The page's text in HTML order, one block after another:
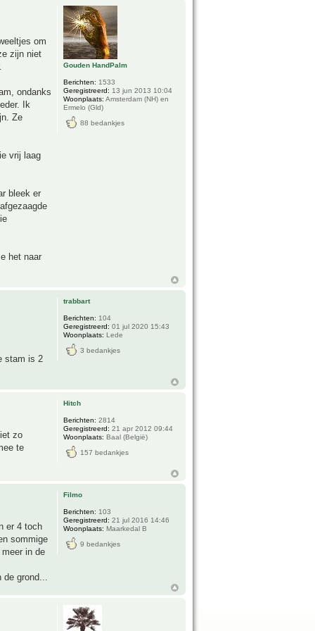
om
zijn niet
ondanks
Ik
Ze
vrij laag
bleek er
het naar
Gouden HandPalm
Berichten: 1533
Geregistreerd: 13 jun 2013 10:04
Woonplaats: Amsterdam (NH) en
Ermelo (Gld)
88 bedankjes
stam is 2
trabbart
Berichten: 104
Geregistreerd: 01 jul 2020 15:43
Woonplaats: Lede
3 bedankjes
zo
te
Hitch
Berichten: 2814
Geregistreerd: 21 apr 2012 09:44
Woonplaats: Baal (België)
157 bedankjes
er 4 toch
sommige
in de
de grond...
Filmo
Berichten: 103
Geregistreerd: 21 jul 2016 14:46
Woonplaats: Maarkedal B
9 bedankjes